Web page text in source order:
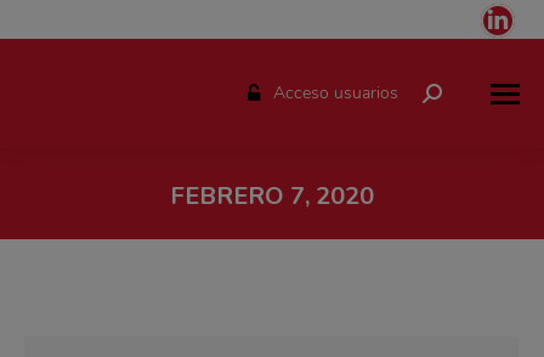
Acceso usuarios Buscar:
FEBRERO 7, 2020